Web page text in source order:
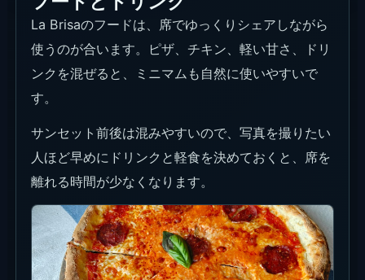
軽いメインを混ぜる
チキンや魚系を入れると、ドリンクだけで重くなら
ず、昼から夕方までの滞在が楽になります。